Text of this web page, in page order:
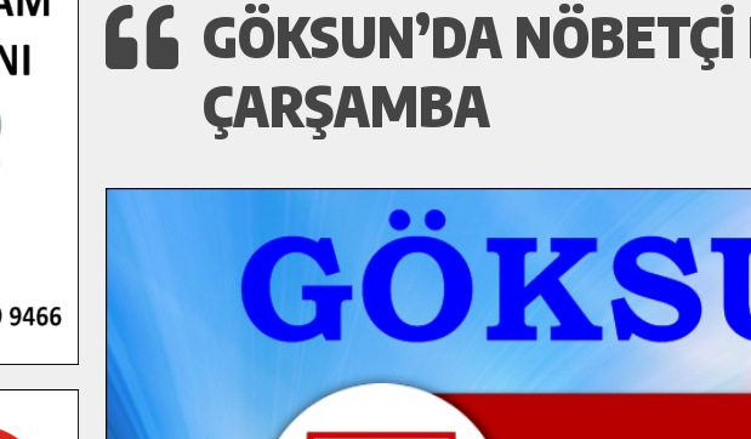
GÖKSUN’DA
ÇARŞAMBA